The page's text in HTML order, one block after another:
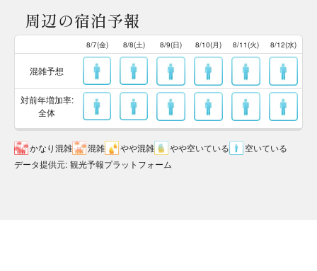
周辺の宿泊予報
8/7(金) 8/8(土) 8/9(日) 8/10(月) 8/11(火) 8/12(水)
混雑予想
対前年増加率:
全体
かなり混雑 混雑 やや混雑 やや空いている
空いている
データ提供元: 観光予報プラットフォーム